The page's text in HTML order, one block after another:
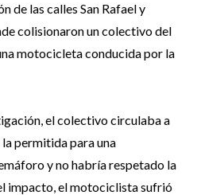
de las calles San Rafael y
colisionaron un colectivo del
motocicleta conducida por la
el colectivo circulaba a
permitida para una
y no habría respetado la
impacto, el motociclista sufrió